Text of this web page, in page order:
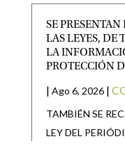
SE
LAS LEYES, DE
LA
PROTECCIÓN
| Ago 6, 2026 |
TAMBIÉN SE
LEY DEL